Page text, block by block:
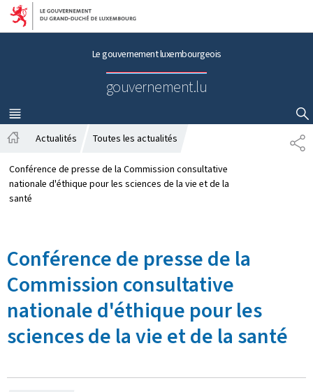
Aller au menu principal
Aller au contenu
Le gouvernement luxembourgeois
gouvernement.lu
MENU
PRINCIPAL
AFFICHER / MASQUER LA RECHERCHE
P
A
c
c
u
Actualités Toutes les actualités
Conférence de presse de la Commission consultative
nationale d'éthique pour les sciences de la vie et de la
santé
Conférence de presse de la
Commission consultative
nationale d'éthique pour les
sciences de la vie et de la santé